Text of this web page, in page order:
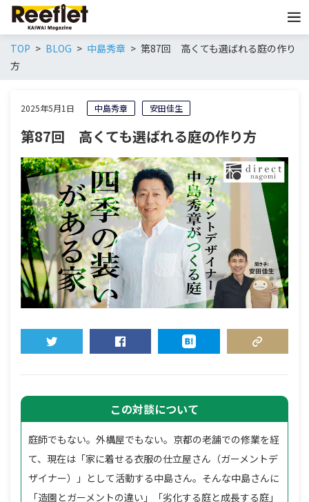
TOP BLOG 中島秀章
第87回 高くても選ばれる庭の作り
方
2025年5月1日 中島秀章 安田佳生
第87回 高くても選ばれる庭の作り方
この対談について
庭師でもない。外構屋でもない。京都の老舗での修業を経
て、現在は「家に着せる衣服の仕立屋さん（ガーメントデ
ザイナー）」として活動する中島さん。そんな中島さんに
「造園とガーメントの違い」「劣化する庭と成長する庭」